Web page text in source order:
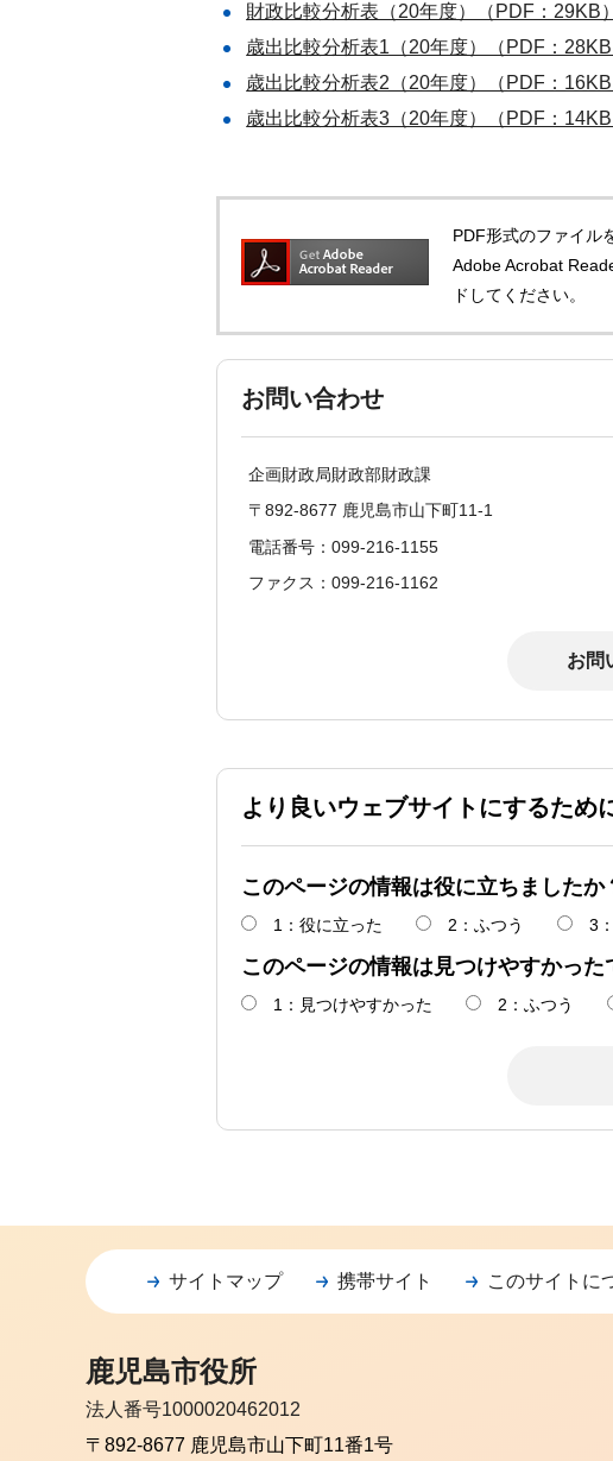
財政比較分析表（20年度）（PDF：29KB）
歳出比較分析表1（20年度）（PDF：28KB
歳出比較分析表2（20年度）（PDF：16KB
歳出比較分析表3（20年度）（PDF：14KB
PDF形式のファイル
Adobe Acrobat
ドしてください。
お問い合わせ
企画財政局財政部財政課
〒892-8677 鹿児島市山下町11-1
電話番号：099-216-1155
ファクス：099-216-1162
より良いウェブサイトにするため
このページの情報は役に立ちましたか
1：役に立った 2：ふつう 3
このページの情報は見つけやすかった
1：見つけやすかった 2：ふつう
サイトマップ 携帯サイト このサイトに
鹿児島市役所
法人番号1000020462012
〒892-8677 鹿児島市山下町11番1号